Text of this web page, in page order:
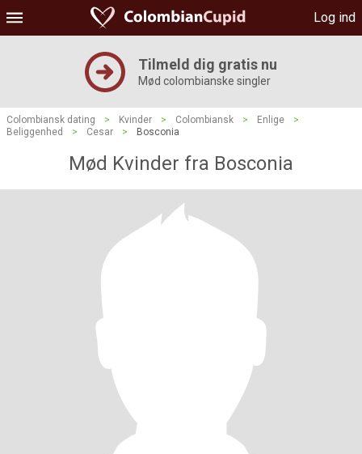
Log ind
Tilmeld dig gratis nu
Mød colombianske singler
Colombiansk dating > Kvinder > Colombiansk > Enlige
>
Beliggenhed
> Cesar > Bosconia
Mød Kvinder fra Bosconia